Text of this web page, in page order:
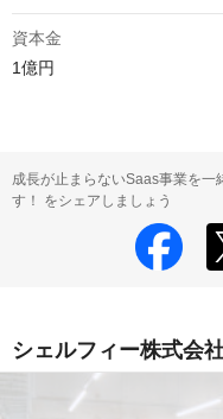
資本金
1億円
成長が止まらないSaas事業を一
す！ をシェアしましょう
シェルフィー株式会